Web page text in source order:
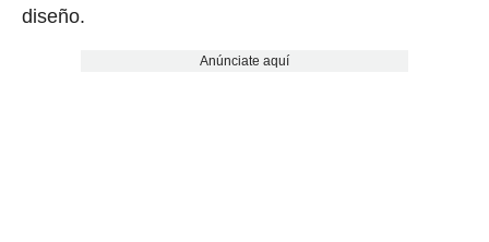
diseño.
Anúnciate aquí